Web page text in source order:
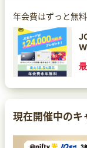
年会費はずっと無
現在開催中のキ